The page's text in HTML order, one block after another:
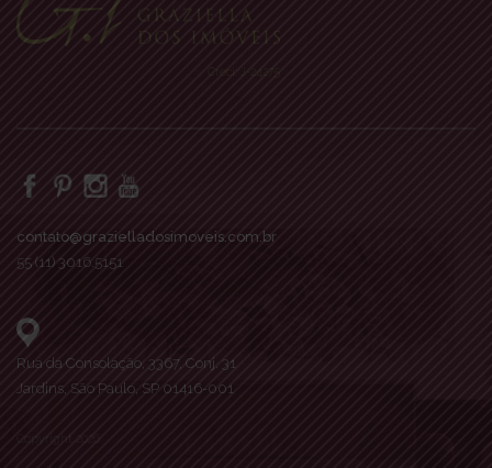
Creci: J-24275
contato@grazielladosimoveis.com.br
55 (11) 3016.5151
Rua da Consolação, 3367, Conj. 31
Jardins, São Paulo, SP 01416-001
Copyright 2026